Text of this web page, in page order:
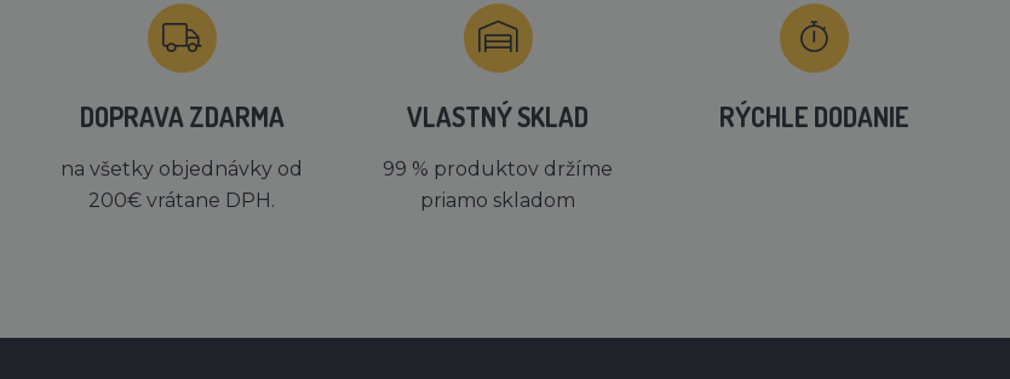
DOPRAVA ZDARMA
na všetky objednávky od
200€ vrátane DPH.
VLASTNÝ SKLAD
99 % produktov držíme
priamo skladom
RÝCHLE DODANIE